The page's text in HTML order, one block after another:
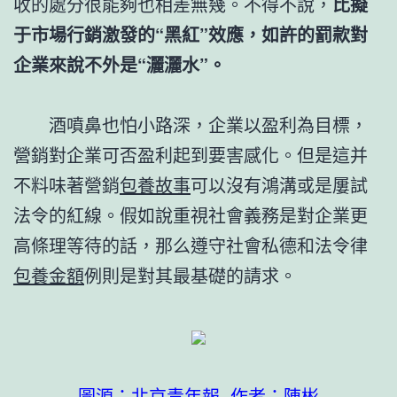
于市場行銷激發的“黑紅”效應，如許的罰款對
企業來說不外是“灑灑水”。
酒噴鼻也怕小路深，企業以盈利為目標，
營銷對企業可否盈利起到要害感化。但是這并
不料味著營銷包養故事可以沒有鴻溝或是屢試
法令的紅線。假如說重視社會義務是對企業更
高條理等待的話，那么遵守社會私德和法令律
包養金額例則是對其最基礎的請求。